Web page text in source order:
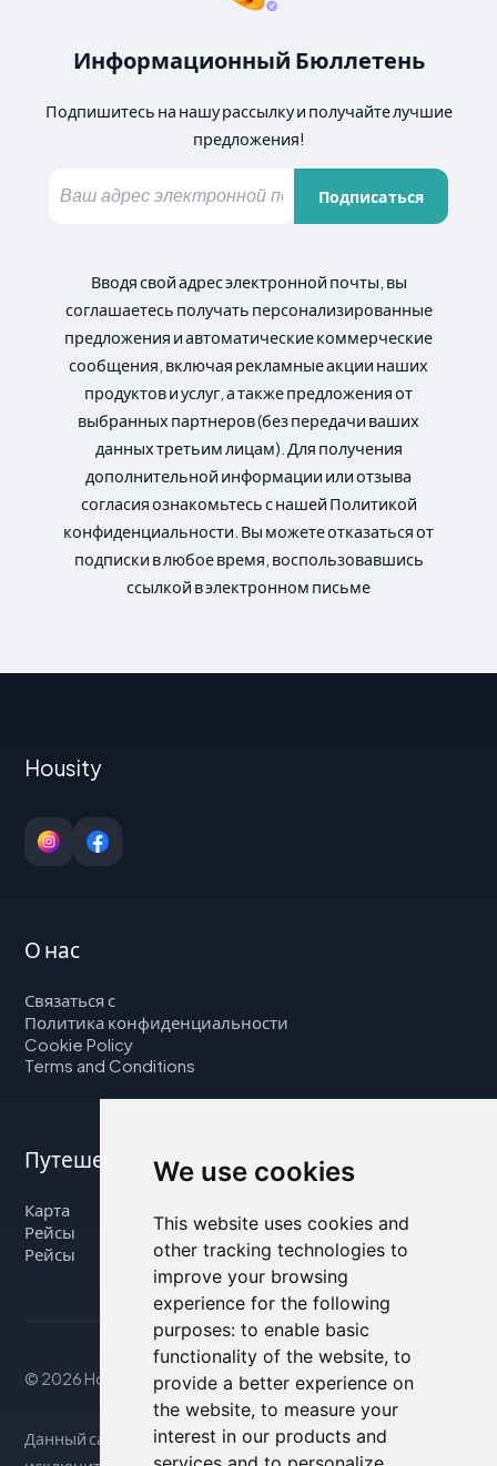
We use cookies
This website uses cookies and
other tracking technologies to
improve your browsing
experience for the following
purposes: to enable basic
functionality of the website, to
provide a better experience on
the website, to measure your
interest in our products and
Информационный Бюллетень
Подпишитесь на нашу рассылку и получайте лучшие
предложения!
Подписаться
Вводя свой адрес электронной почты, вы
соглашаетесь получать персонализированные
предложения и автоматические коммерческие
сообщения, включая рекламные акции наших
продуктов и услуг, а также предложения от
выбранных партнеров (без передачи ваших
данных третьим лицам). Для получения
дополнительной информации или отзыва
согласия ознакомьтесь с нашей Политикой
конфиденциальности. Вы можете отказаться от
подписки в любое время, воспользовавшись
ссылкой в электронном письме
Housity
О нас
Связаться с
Политика конфиденциальности
Cookie Policy
Terms and Conditions
Путешествуйте с нами
Карта
Рейсы
Рейсы
© 2026 Housity.net
Данный сайт предоставляет информацию